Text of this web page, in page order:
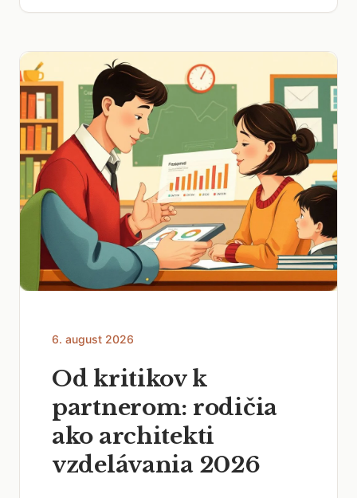
6. august 2026
Od kritikov k
partnerom: rodičia
ako architekti
vzdelávania 2026